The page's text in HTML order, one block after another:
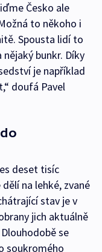
Česko ale
to někoho i
Spousta lidí to
bunkr. Díky
je například
doufá Pavel
deset tisíc
na lehké, zvané
stav je v
jich aktuálně
se
soukromého